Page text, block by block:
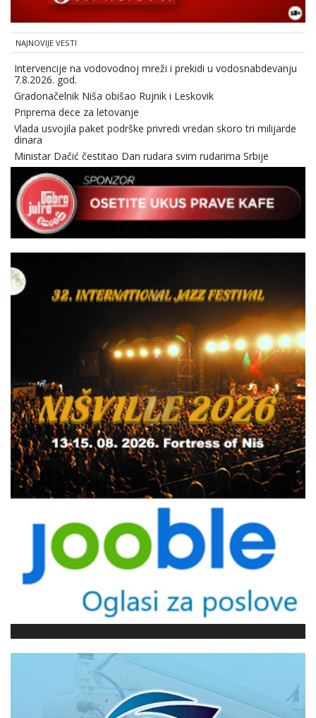
NAJNOVIJE VESTI
Intervencije na vodovodnoj mreži i prekidi u vodosnabdevanju
7.8.2026. god.
Gradonačelnik Niša obišao Rujnik i Leskovik
Priprema dece za letovanje
Vlada usvojila paket podrške privredi vredan skoro tri milijarde
dinara
Ministar Dačić čestitao Dan rudara svim rudarima Srbije